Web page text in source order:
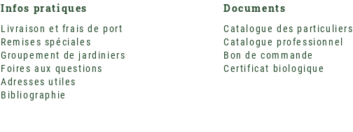
Infos pratiques
Livraison et frais de port
Remises spéciales
Groupement de jardiniers
Foires aux questions
Adresses utiles
Bibliographie
Documents
Catalogue des particuliers
Catalogue professionnel
Bon de commande
Certificat biologique